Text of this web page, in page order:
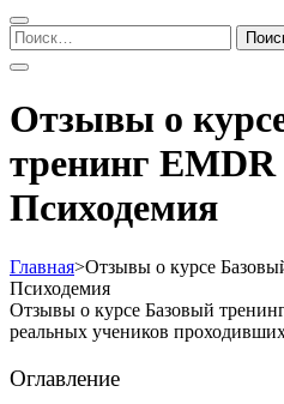
Найти:
Отзывы о
тренинг EMDR
Психодемия
Главная>Отзывы о курсе
Психодемия
Отзывы о курсе Базовый
реальных учеников
Оглавление